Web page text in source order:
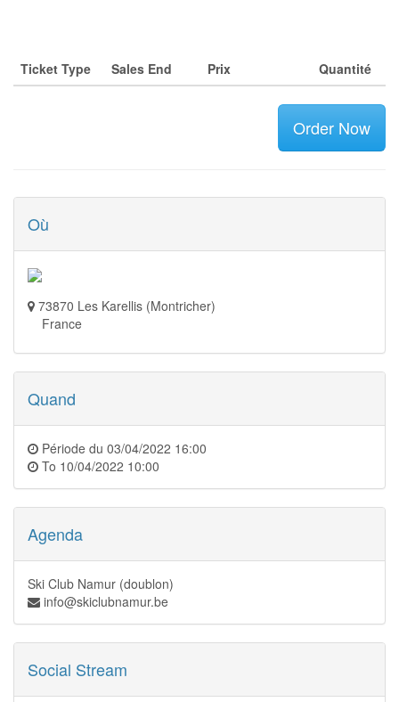
Ticket Type Sales End Prix Quantité
Order Now
Où
73870 Les Karellis (Montricher)
France
Quand
Période du 03/04/2022 16:00
To 10/04/2022 10:00
Agenda
Ski Club Namur (doublon)
info@skiclubnamur.be
Social Stream